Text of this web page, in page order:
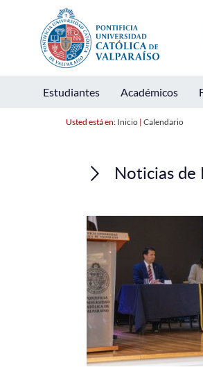
Estudiantes Académicos
Usted está en: Inicio| Calendario
Noticias de